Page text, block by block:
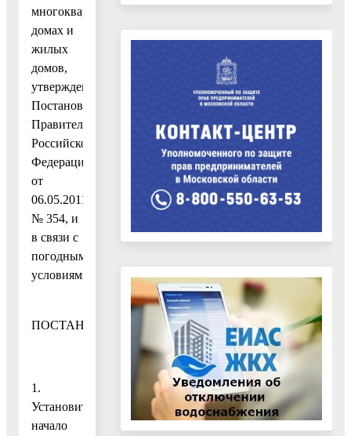
многоквартирных
домах и
жилых
домов,
утвержденными
Постановлением
Правительства
Российской
Федерации
от
06.05.2011
№ 354, и
в связи с
погодными
условиями
ПОСТАНОВЛЯЮ:
1.
Установить
начало